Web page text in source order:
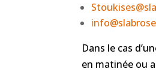
Dans le cas
en matinée ou